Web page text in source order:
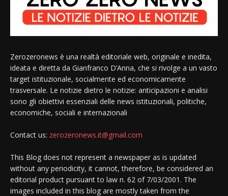
Zerozeronews è una realtà editoriale web, originale e inedita,
ideata e diretta da Gianfranco D’Anna, che si rivolge a un vasto
target istituzionale, socialmente ed economicamente
trasversale. Le notizie dietro le notizie: anticipazioni e analisi
sono gli obiettivi essenziali delle news istituzionali, politiche,
economiche, sociali e internazionali
Contact us: zerozeronews.it@gmail.com
This Blog does not represent a newspaper as is updated
without any periodicity, it cannot, therefore, be considered an
editorial product pursuant to law n. 62 of 7/03/2001. The
images included in this blog are mostly taken from the